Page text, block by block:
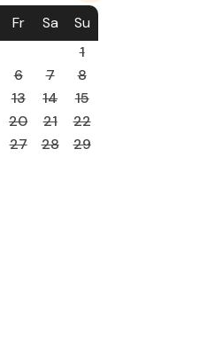
Fr Sa
Su
1
6 7
8
13 14
15
20 21
22
27 28
29